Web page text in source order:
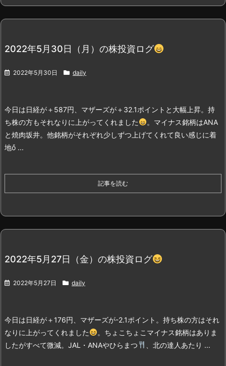
2022年5月30日（月）の株投資ログ
2022年5月30日 daily
今日は日経が＋587円、マザーズが＋32.1ポイントと大幅上昇。持
ち株の方もそれなりに上がってくれました
。 マイナス銘柄はANA
と焼肉坂井。他銘柄がそれぞれ少しずつ上げてくれて良い感じに着
地ὄ ...
記事を読む
2022年5月27日（金）の株投資ログ
2022年5月27日 daily
今日は日経が＋176円、マザーズが-2.1ポイント。持ち株の方はそれ
なりに上がってくれました
。 ちょこちょこマイナス銘柄はありま
したがすべて微減。JAL・ANAやひらまつ
、北の達人あたり ...